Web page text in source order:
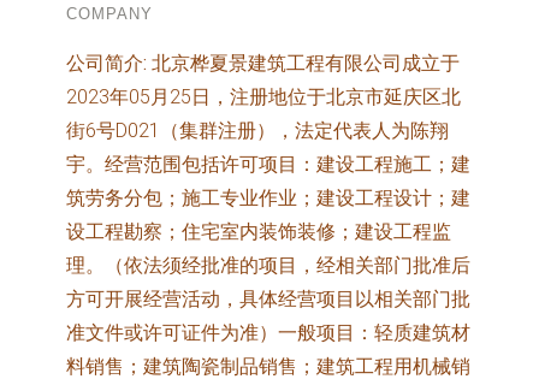
COMPANY
公司简介: 北京桦夏景建筑工程有限公司成立于
2023年05月25日，注册地位于北京市延庆区北
街6号D021（集群注册），法定代表人为陈翔
宇。经营范围包括许可项目：建设工程施工；建
筑劳务分包；施工专业作业；建设工程设计；建
设工程勘察；住宅室内装饰装修；建设工程监
理。（依法须经批准的项目，经相关部门批准后
方可开展经营活动，具体经营项目以相关部门批
准文件或许可证件为准）一般项目：轻质建筑材
料销售；建筑陶瓷制品销售；建筑工程用机械销